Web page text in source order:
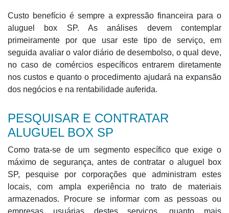
Custo benefício é sempre a expressão financeira para o
aluguel box SP. As análises devem contemplar
primeiramente por que usar este tipo de serviço, em
seguida avaliar o valor diário de desembolso, o qual deve,
no caso de comércios específicos entrarem diretamente
nos custos e quanto o procedimento ajudará na expansão
dos negócios e na rentabilidade auferida.
PESQUISAR E CONTRATAR
ALUGUEL BOX SP
Como trata-se de um segmento específico que exige o
máximo de segurança, antes de contratar o aluguel box
SP, pesquise por corporações que administram estes
locais, com ampla experiência no trato de materiais
armazenados. Procure se informar com as pessoas ou
empresas usuárias destes serviços, quanto mais